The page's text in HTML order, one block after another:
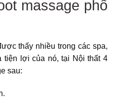
massage phổ
thấy nhiều trong các spa,
lợi của nó, tại Nội thất 4
sau: